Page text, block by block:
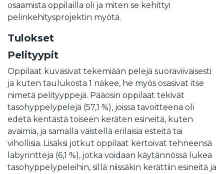
osaamista oppilailla oli ja miten se kehittyi
pelinkehitysprojektin myötä.
Tulokset
Pelityypit
Oppilaat kuvasivat tekemiään pelejä suoraviivaisesti
ja kuten taulukosta 1 näkee, he myös osasivat itse
nimetä pelityyppejä. Pääosin oppilaat tekivät
tasohyppelypelejä (57,1 %), joissa tavoitteena oli
edetä kentästä toiseen keräten esineitä, kuten
avaimia, ja samalla väistellä erilaisia esteitä tai
vihollisia. Lisäksi jotkut oppilaat kertoivat tehneensä
labyrintteja (6,1 %), jotka voidaan käytännössä lukea
tasohyppelypeleihin, sillä niissäkin kerättiin esineitä ja